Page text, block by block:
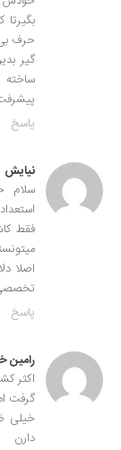
حرف
گیر
پاسخ
نیایش
سلام
فقط
اصلا
پاسخ
رامین
اکثر
گرفت
خیلی
دارن